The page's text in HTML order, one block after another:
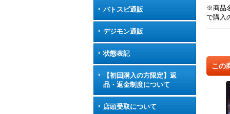
バトスピ通販
デジモン通販
状態表記
【初回購入の方限定】返
品・返金制度について
店頭受取について
※商品
で購入
この